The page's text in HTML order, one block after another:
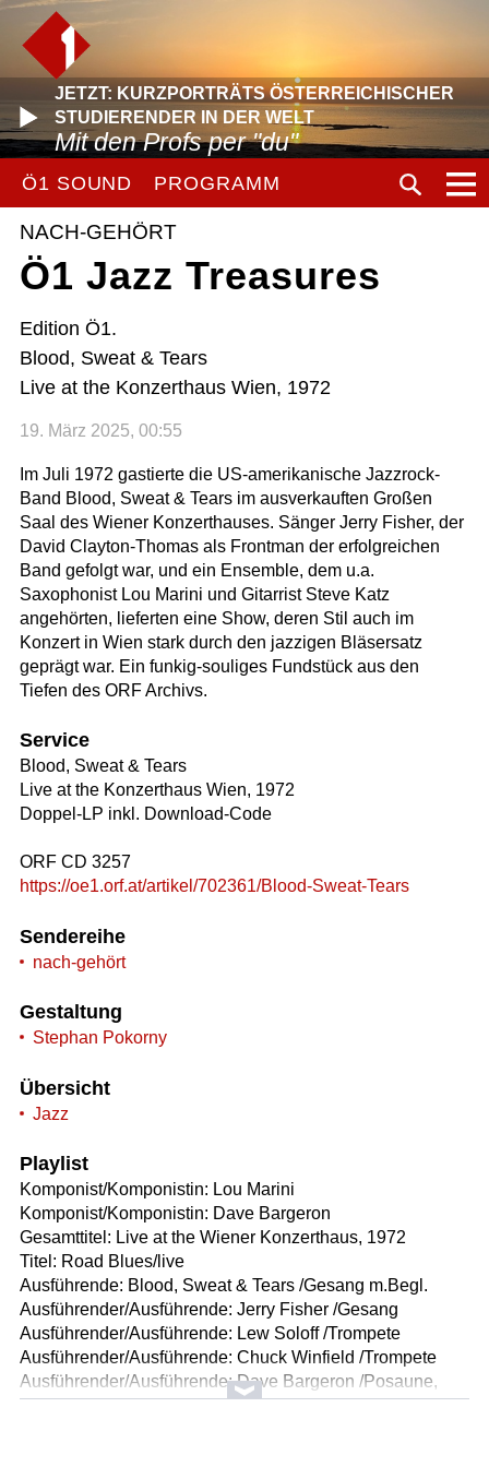
JETZT: KURZPORTRÄTS ÖSTERREICHISCHER
STUDIERENDER IN DER WELT
Mit den Profs per "du"
Ö1 SOUND PROGRAMM
NACH-GEHÖRT
Ö1 Jazz Treasures
Edition Ö1.
Blood, Sweat & Tears
Live at the Konzerthaus Wien, 1972
19. März 2025, 00:55
Im Juli 1972 gastierte die US-amerikanische Jazzrock-
Band Blood, Sweat & Tears im ausverkauften Großen
Saal des Wiener Konzerthauses. Sänger Jerry Fisher, der
David Clayton-Thomas als Frontman der erfolgreichen
Band gefolgt war, und ein Ensemble, dem u.a.
Saxophonist Lou Marini und Gitarrist Steve Katz
angehörten, lieferten eine Show, deren Stil auch im
Konzert in Wien stark durch den jazzigen Bläsersatz
geprägt war. Ein funkig-souliges Fundstück aus den
Tiefen des ORF Archivs.
Service
Blood, Sweat & Tears
Live at the Konzerthaus Wien, 1972
Doppel-LP inkl. Download-Code
ORF CD 3257
https://oe1.orf.at/artikel/702361/Blood-Sweat-Tears
Sendereihe
nach-gehört
Gestaltung
Stephan Pokorny
Übersicht
Jazz
Playlist
Komponist/Komponistin: Lou Marini
Komponist/Komponistin: Dave Bargeron
Gesamttitel: Live at the Wiener Konzerthaus, 1972
Titel: Road Blues/live
Ausführende: Blood, Sweat & Tears /Gesang m.Begl.
Ausführender/Ausführende: Jerry Fisher /Gesang
Ausführender/Ausführende: Lew Soloff /Trompete
Ausführender/Ausführende: Chuck Winfield /Trompete
Ausführender/Ausführende: Dave Bargeron /Posaune,
Tuba